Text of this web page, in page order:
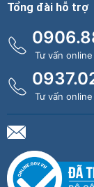
Tổng đài hỗ trợ
Tư vấn
Tư vấn